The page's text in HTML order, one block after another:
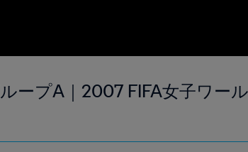
ープA｜2007 FIFA女子ワー